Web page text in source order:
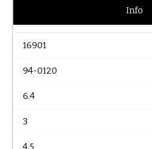
Info
16901
94-0120
6.4
3
4.5